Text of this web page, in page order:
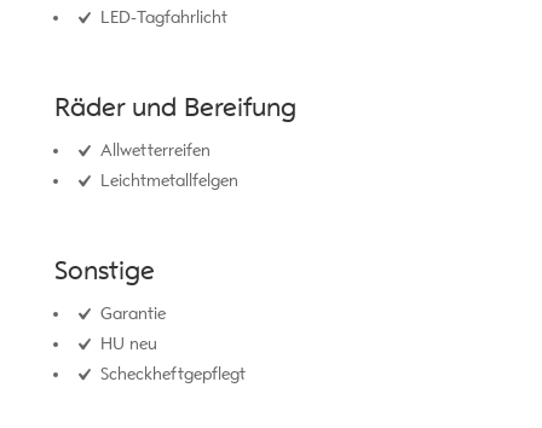
LED-Tagfahrlicht
Räder und Bereifung
Allwetterreifen
Leichtmetallfelgen
Sonstige
Garantie
HU neu
Scheckheftgepflegt